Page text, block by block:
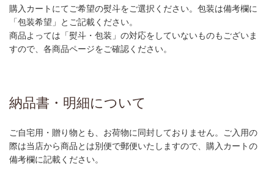
購入カートにてご希望の熨斗をご選択ください。包装は備考欄に
「包装希望」とご記載ください。
商品よっては「熨斗・包装」の対応をしていないものもございま
すので、各商品ページをご確認ください。
納品書・明細について
ご自宅用・贈り物とも、お荷物に同封しておりません。ご入用の
際は当店から商品とは別便で郵便いたしますので、購入カートの
備考欄に記載ください。